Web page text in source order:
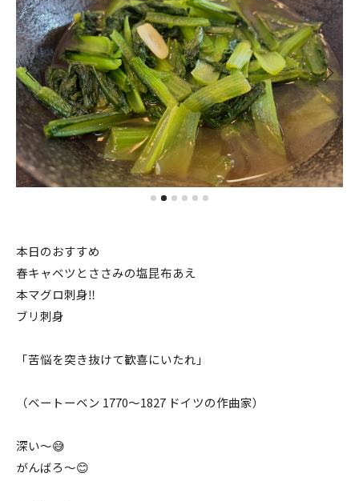
本日のおすすめ
春キャベツとささみの塩昆布あえ
本マグロ刺身‼️
ブリ刺身
「苦悩を突き抜けて歓喜にいたれ」
（ベートーベン 1770〜1827 ドイツの作曲家）
深い〜😅
がんばろ〜😊